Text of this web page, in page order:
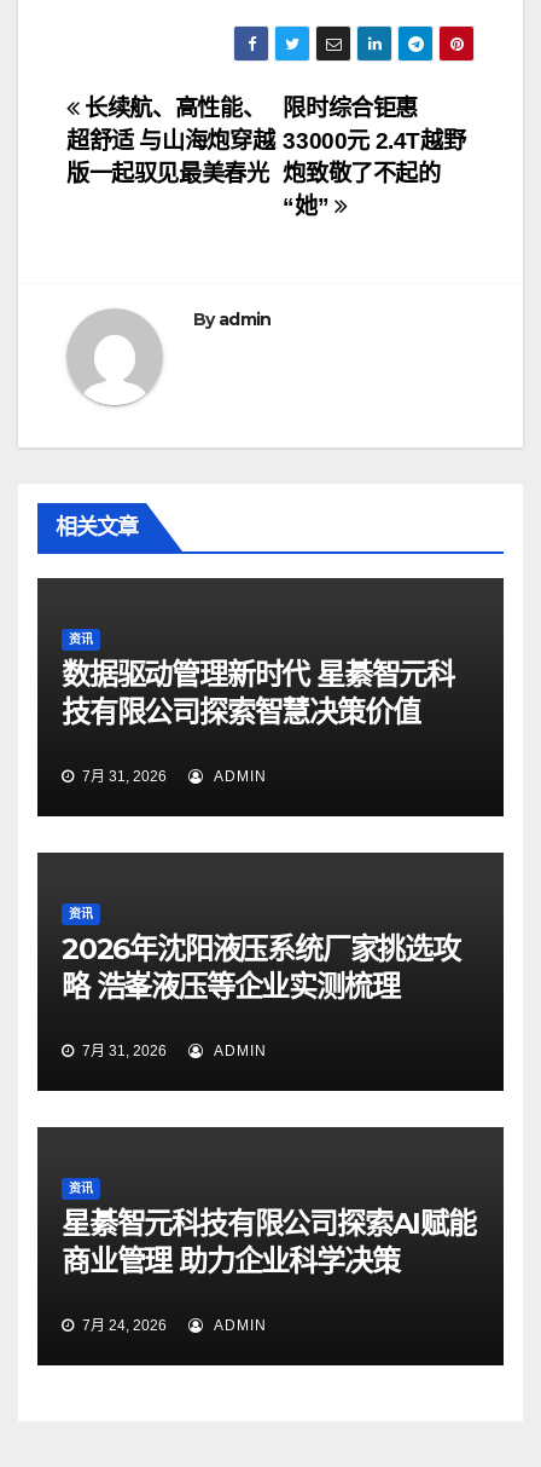
文
章
限时综合钜惠
33000元 2.4T越野
炮致敬了不起的
“她”
长续航、高性能、
超舒适 与山海炮穿越
版一起驭见最美春光
Byadmin
相关文章
资讯
数据驱动管理新时代 星綦智元科
技有限公司探索智慧决策价值
7月 31, 2026 ADMIN
资讯
2026年沈阳液压系统厂家挑选攻
略 浩峯液压等企业实测梳理
7月 31, 2026 ADMIN
资讯
星綦智元科技有限公司探索AI赋能
商业管理 助力企业科学决策
7月 24, 2026 ADMIN